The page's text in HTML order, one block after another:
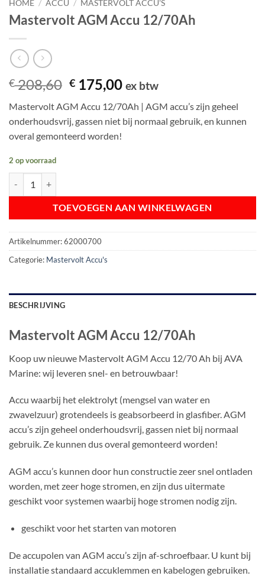
HOME / ACCU / MASTERVOLT ACCU'S
Mastervolt AGM Accu 12/70Ah
€208,60 Oorspronkelijke
was:
€ 208,60.
€ 175,00Huidige
is:
€ 175,00.
ex btw
Mastervolt AGM Accu 12/70Ah | AGM accu’s zijn geheel
onderhoudsvrij, gassen niet bij normaal gebruik, en kunnen
overal gemonteerd worden!
2 op voorraad
TOEVOEGEN AAN WINKELWAGEN
Artikelnummer:62000700
Categorie: Mastervolt Accu's
BESCHRIJVING
Mastervolt AGM Accu 12/70Ah
Koop uw nieuwe Mastervolt AGM Accu 12/70 Ah bij AVA
Marine: wij leveren snel- en betrouwbaar!
Accu waarbij het elektrolyt (mengsel van water en
zwavelzuur) grotendeels is geabsorbeerd in glasfiber. AGM
accu’s zijn geheel onderhoudsvrij, gassen niet bij normaal
gebruik. Ze kunnen dus overal gemonteerd worden!
AGM accu’s kunnen door hun constructie zeer snel ontladen
worden, met zeer hoge stromen, en zijn dus uitermate
geschikt voor systemen waarbij hoge stromen nodig zijn.
geschikt voor het starten van motoren
De accupolen van AGM accu’s zijn af-schroefbaar. U kunt bij
installatie standaard accuklemmen en kabelogen gebruiken.